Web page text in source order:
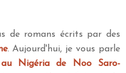
de romans écrits par des
. Aujourd'hui, je vous parle
au Nigéria de Noo Saro-